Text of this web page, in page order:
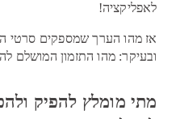
לאפליקציה!
אז מהו הערך שמספקים סרטי
ובעיקר: מהו התזמון המושלם
מתי מומלץ להפיק